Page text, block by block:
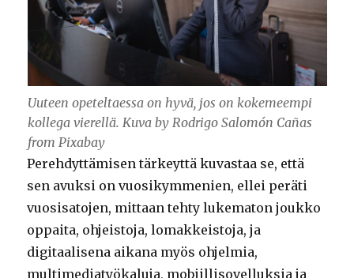
Uuteen opeteltaessa on hyvä, jos on kokemeempi
kollega vierellä. Kuva by Rodrigo Salomón Cañas
from Pixabay
Perehdyttämisen tärkeyttä kuvastaa se, että
sen avuksi on vuosikymmenien, ellei peräti
vuosisatojen, mittaan tehty lukematon joukko
oppaita, ohjeistoja, lomakkeistoja, ja
digitaalisena aikana myös ohjelmia,
multimediatyökaluja, mobiillisovelluksia ja